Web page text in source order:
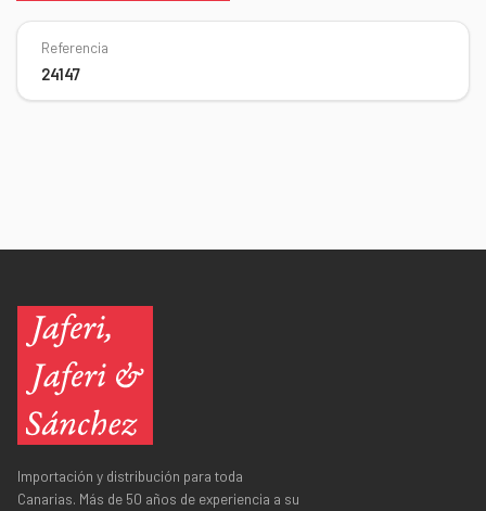
Referencia
24147
Importación y distribución para toda
Canarias. Más de 50 años de experiencia a su